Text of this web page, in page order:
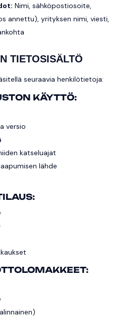
Nimi, sähköpostiosoite,
annettu), yrityksen nimi, viesti,
TIETOSISÄLTÖ
seuraavia henkilötietoja:
KÄYTTÖ:
versio
katseluajat
lähde